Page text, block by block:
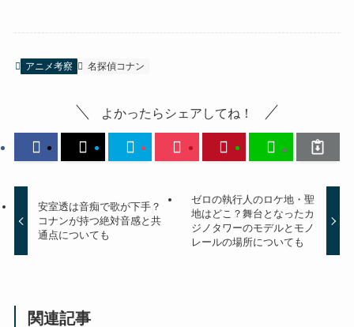
アニメ考察 名探偵コナン
よかったらシェアしてね！
安室透は音痴で歌が下手？
コナンが持つ絶対音感と共
通点についても
ゼロの執行人のロケ地・聖
地はどこ？舞台となったカ
ジノタワーのモデルとモノ
レールの場所についても
関連記事